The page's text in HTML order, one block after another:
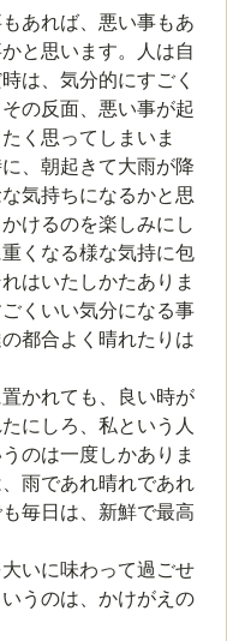
あれば、悪い事もあ
と思います。人は自
は、気分的にすごく
の反面、悪い事が起
く思ってしまいま
、朝起きて大雨が降
気持ちになるかと思
けるのを楽しみにし
くなる様な気持に包
はいたしかたありま
くいい気分になる事
都合よく晴れたりは
かれても、良い時が
にしろ、私という人
のは一度しかありま
雨であれ晴れであれ
毎日は、新鮮で最高
いに味わって過ごせ
うのは、かけがえの